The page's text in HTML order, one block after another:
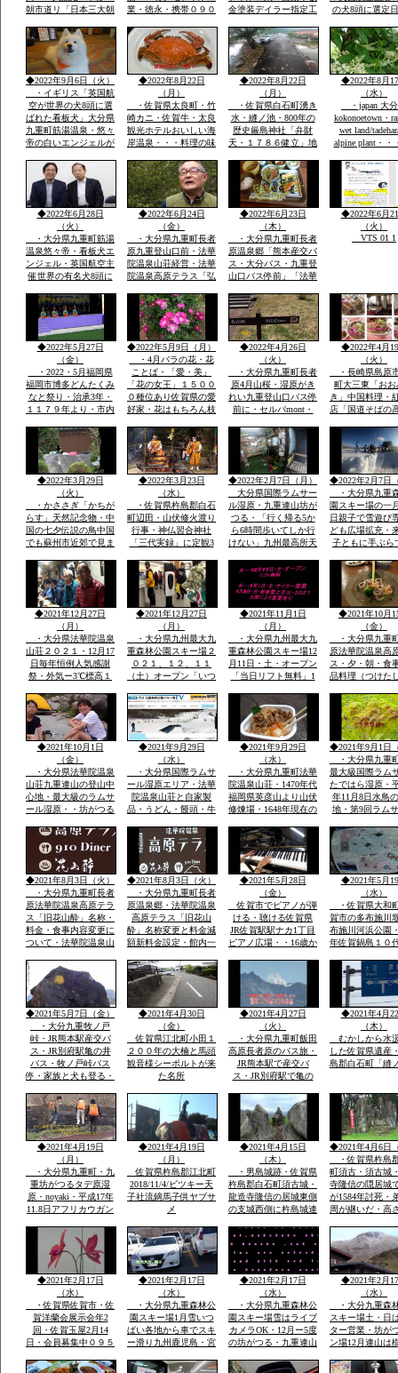
朝市道リ「日本三大朝
よ映画寅次郎子守歌撮
影場所・綱引き・近く
に名護屋城・豊臣秀
吉・１００名城選定・
柱状節理玄武岩
業・徳永・携帯０９０
８・展示場に軽・普・
大型車にキヤンパー商
品実装展示アルミハシ
ゴで登り見て・広さ寝
てみてOK
金塗装デイラー指定工
普・大型車実車・テン
ト実商品大展示展示場
有・説明等あれば?携
帯090-2086-2858・徳
永
の犬8頭に選定
選定・日本政府
ロンドン事務所
で通知・日本語
世界の8頭が大
誕生です
◆2022年9月6日（火）
・イギリス「英国航
空が世界の犬8頭に選
ばれた看板犬」大分県
九重町筋湯温泉・悠々
帝の白いエンジェルが
天サイト全国版選定」
今度は世界の8頭に選
定されました英国航空
から
◆2022年8月22日
（月）
・佐賀県太良町・竹
崎カニ・佐賀牛・太良
観光ホテルおいしい海
岸温泉・・・料理の味
高」・ムツゴロウ・た
いらぎ「貝柱」竹崎カ
ニは追加で1杯￥３０
００円ぐらい・温泉は
温度が
◆2022年8月22日
（月）
・佐賀県白石町湧き
水・縫ノ池・800年の
歴史厳島神社「弁財
天・１７８６健立」地
しい水の要件に適合・
地区はもちろん町内外
から水汲みが絶えませ
ん
◆2022年8月
（水）
・japan 大
kokonoetown・
wet land/
alpine plant・・
nature
◆2022年6月28日
（火）
・大分県九重町筋湯
温泉悠々帝・看板犬エ
ンジェル・英国航空主
催世界の有名犬8頭に
国航空より日本政府観
光局ロンドン事務所か
ら連絡日本一は楽天サ
イトで2回日本一選定
英文そのまま提示
◆2022年6月24日
（金）
・大分県九重町長者
原九重登山口前・法華
院温泉山荘経営・法華
院温泉高原テラス「弘
素泊まり￥７０００円
温泉￥５００レストラ
ンあり・
https://chinanews.jp
公式
◆2022年6月23日
（木）
・大分県九重町長者
原温泉郷「熊本産交バ
ス・大分バス・九重登
山口バス停前」「法華
プ・・法華院山荘高原
テラス「」一泊￥７０
００「素泊まりok]・
自家温泉￥５００・食
事１０００円から
◆2022年6月
（火）
VTS 01 1
◆2022年5月27日
（金）
・2022・5月福岡県
福岡市博多どんたくみ
なと祭り・治承3年・
１１７９年より・市内
けられ「松ばやし」を
起源として市民のお祭
り
◆2022年5月9日（月）
・4月バラの花・花
ことば・「愛・美」
「花の女王」１５００
０種位あり佐賀県の愛
好家・花はもちろん枝
と葉も花もつやあり
◆2022年4月26日
（火）
・大分県九重町長者
原4月山桜・湿原がき
れい九重登山口バス停
前に・セルパmont・
法華院温泉高原テラス
食堂「９１０・・くじ
ゅうdiner]で九重夢ポ
ークで食事
◆2022年4月
（火）
・長崎県島原
町大三東「おお
き」中国料理・
店「国道そばの
中国風のお店・
袋の本格的な中
有名店で大学通
がら修業
◆2022年3月29日
（火）
・かささぎ「かちが
らす」天然記念物・中
国の七夕伝説の鳥中国
でも蘇州市近郊で見ま
鳴くきます・・・黒い
カラス・九州の自宅庭
に遊びに来ています
◆2022年3月23日
（水）
・佐賀県杵島郡白石
町辺田・山伏修火渡り
行事・神仏習合神社
「三代実録」に定観3
坊一大霊場有・龍造寺
氏・鍋島氏の保護・祈
年祭かけ参リ
◆2022年2月7日（月）
大分県国際ラムサー
ル湿原・九重連山坊が
つる・「行く帰る5か
ら6時間歩いてしか行
けない」九州最高所天
の冬１月ー３。ｃ
◆2022年2月7日
・大分県九重
園スキー場の一
日親子で雪遊び
ども広場拡充・
子ともに手ぶら
アサイズ用
◆2021年12月27日
（月）
・大分県法華院温泉
山荘２０２１・12月17
日毎年恒例人気感謝
祭・外気ー3℃標高１
全国から50数名山荘で
年忘れ爆笑感謝祭
◆2021年12月27日
（月）
・大分県九州最大九
重森林公園スキー場２
０２１、１２、１１
（土）オープン「いつ
「大人も子供も体一つ
で来場OK一流メーカ
ーレンタルウェア４０
００セツト用意」
◆2021年11月1日
（月）
・大分県九州最大九
重森林公園スキー場12
月11日・土・オープン
「当日リフト無料」1
営業手ぶらでOKレン
タルウェア全サイズ用
意
◆2021年10月
（金）
・大分県九重
原法華院温泉高
ス・夕・朝・食
品料理（つけた
DINER（九重
ー）品数豊富宿
で1万円前後予
ダイナープライ
企業様合宿・研
◆2021年10月1日
（金）
・大分県法華院温泉
山荘九重連山の登山中
心地・最大級のラムサ
ール湿原・・坊がつる
山者に山をインタビュ
ウ
◆2021年9月29日
（水）
・大分県国際ラムサ
ール湿原エリア・法華
院温泉山荘と自家製
品・うどん・饅頭・牛
類・オリジナル専用お
土産・すべて一味違
う・天然温泉とお酒・
国際ラムサール湿原坊
がつるでテン泊・畳に
◆2021年9月29日
（水）
・大分県九重町法華
院温泉山荘・1470年代
福岡県英彦山より山伏
修煉場・1648年現在の
音・不動明王・毘沙門
天・江戸時代武田藩の
祈願所・明治15年本
坊・支所は消失24代弘
蔵孟夫が山宿
◆2021年9月1日
・大分県九重
最大級国際ラム
たではら湿原・
年11月8日水鳥
地・第9回ラム
内最大級標高１
から１２００ｍ
の野焼・地元ボ
アで環境維
◆2021年8月3日（火）
・大分県九重町長者
原法華院温泉高原テラ
ス「旧花山酔」名称・
料金・食事内容変更に
ついて・法華院温泉山
明・パソコン可・
hi/fiok/九重連山登山・
国内最大級のラムサー
ル湿原エリアなど
◆2021年8月3日（火）
・大分県九重町長者
原温泉郷・法華院温泉
高原テラス「旧花山
酔」名称変更と料金減
額新料金設定・館内一
荘27代目荘主・弘蔵岳
久より説明ご挨拶ご案
内いたします・家族で
レーズナブルで
◆2021年5月28日
（金）
佐賀市でピアノが弾
ける・聴ける佐賀県
JR佐賀駅駅ナカ1丁目
ピアノ広場・・16歳か
ける人応援求
◆2021年5月
（水）
・佐賀県大和
賀市の多布施川
布施川河浜公園
年佐賀鍋島１０
「多布施川河岬
園」トンボ王
◆2021年5月7日（金）
・大分九重牧ノ戸
峠・JR熊本駅産交バ
ス・JR別府駅亀の井
バス・牧ノ戸峠バス
停・家族と犬も登る・
ース
◆2021年4月30日
（金）
佐賀県江北町小田１
２００年の大楠と馬頭
観音様シーボルトが来
た名所
◆2021年4月27日
（火）
・大分県九重町飯田
高原長者原のバス旅・
JR熊本駅で産交バ
ス・JR別府駅で亀の
級ラムサール坊がつる
たではら湿原・ミヤマ
キリシマ九重連山法華
院温泉
◆2021年4月
（木）
むかしから水
した佐賀県遺産
島郡白石町「縫
◆2021年4月19日
（月）
・大分県九重町・九
重坊がつるタデ原湿
原・noyaki・平成17年
11.8日アフリカウガン
ル湿原にタデ原３８
ha・坊がつる５３ha・
九重の自然をまのる会
◆2021年4月19日
（月）
佐賀県杵島郡江北町
2018/11/4/ビツキー天
子社流鏑馬子供ヤブサ
メ
◆2021年4月15日
（木）
・男島城跡・佐賀県
杵島郡白石町須古城・
龍造寺隆信の居城東側
の支城西側に杵島城連
鎮西屈指の堅城
◆2021年4月6日
・佐賀県杵島
町須古・須古城
寺隆信の隠居城
が1584年討死・
周が継いだ・高
２年天文年間か
年築城
◆2021年2月17日
（水）
・佐賀県佐賀市・佐
賀洋蘭会展示会年2
回・佐賀玉屋2月14
日・会員募集中０９５
大島・栽培管理など
◆2021年2月17日
（水）
・大分県九重森林公
園スキー場1月雪いつ
ぱい各地から車でスキ
ー滑り九州鹿児島・宮
から・レンタルウェア
◆2021年2月17日
（水）
・大分県九重森林公
園スキー場雪はライブ
カメラOK・12月ー5度
の坊がつる・九重連山
荘九州最高所１３０３
◆2021年2月
（水）
・大分九重森
スキー場土・日
ター営業・坊が
ン場12月連山は
山１９９５・１